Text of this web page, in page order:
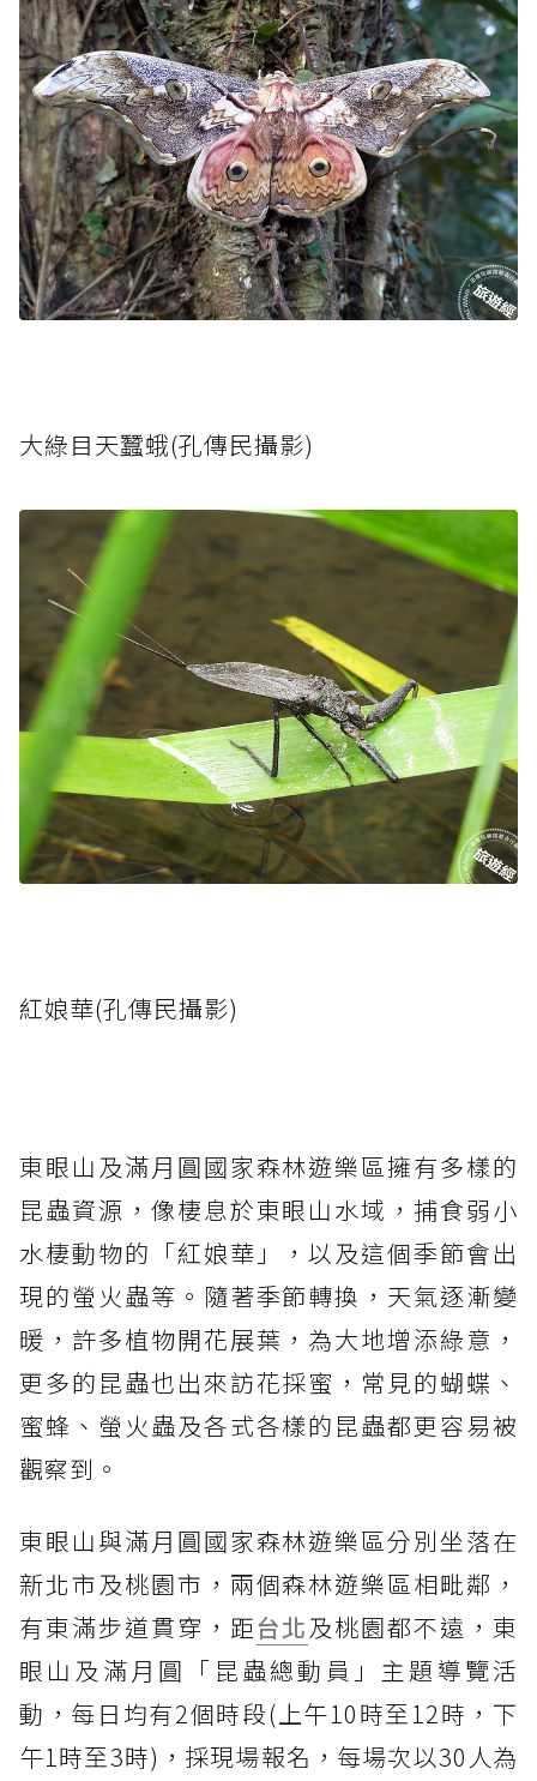
大綠目天蠶蛾(孔傳民攝影)
紅娘華(孔傳民攝影)
東眼山及滿月圓國家森林遊樂區擁有多樣的
昆蟲資源，像棲息於東眼山水域，捕食弱小
水棲動物的「紅娘華」，以及這個季節會出
現的螢火蟲等。隨著季節轉換，天氣逐漸變
暖，許多植物開花展葉，為大地增添綠意，
更多的昆蟲也出來訪花採蜜，常見的蝴蝶、
蜜蜂、螢火蟲及各式各樣的昆蟲都更容易被
觀察到。
東眼山與滿月圓國家森林遊樂區分別坐落在
新北市及桃園市，兩個森林遊樂區相毗鄰，
有東滿步道貫穿，距台北及桃園都不遠，東
眼山及滿月圓「昆蟲總動員」主題導覽活
動，每日均有2個時段(上午10時至12時，下
午1時至3時)，採現場報名，每場次以30人為